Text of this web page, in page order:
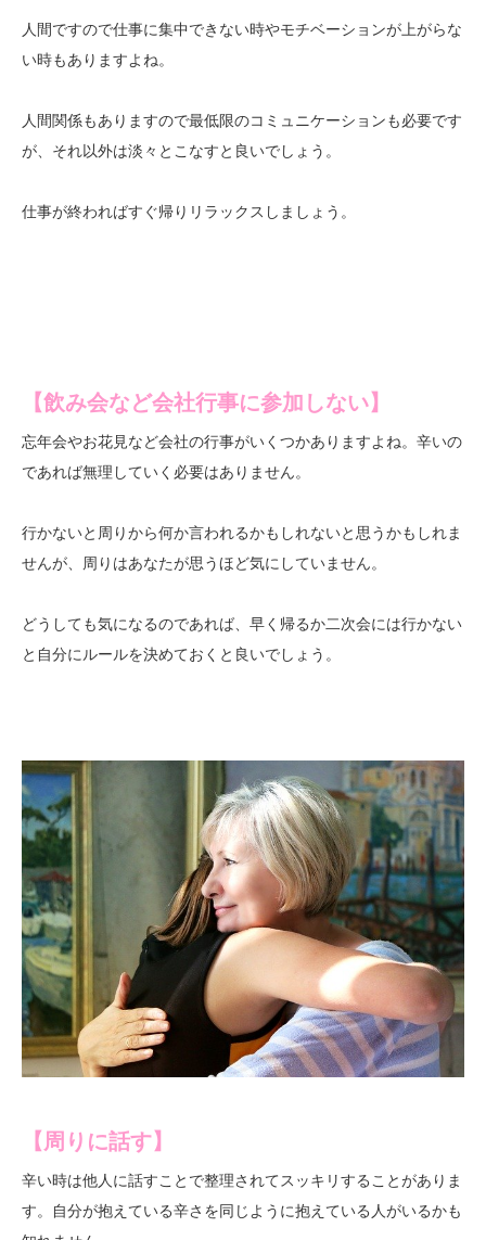
人間ですので仕事に集中できない時やモチベーションが上がらな
い時もありますよね。
人間関係もありますので最低限のコミュニケーションも必要です
が、それ以外は淡々とこなすと良いでしょう。
仕事が終わればすぐ帰りリラックスしましょう。
【飲み会など会社行事に参加しない】
忘年会やお花見など会社の行事がいくつかありますよね。辛いの
であれば無理していく必要はありません。
行かないと周りから何か言われるかもしれないと思うかもしれま
せんが、周りはあなたが思うほど気にしていません。
どうしても気になるのであれば、早く帰るか二次会には行かない
と自分にルールを決めておくと良いでしょう。
【周りに話す】
辛い時は他人に話すことで整理されてスッキリすることがありま
す。自分が抱えている辛さを同じように抱えている人がいるかも